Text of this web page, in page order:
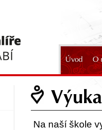
Úvod O
2024
Výuka
Na naší škole